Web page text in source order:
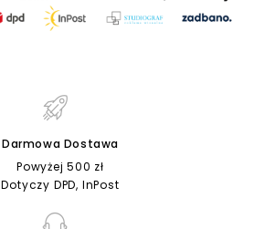
Darmowa Dostawa
Powyżej 500 zł
Dotyczy DPD, InPost